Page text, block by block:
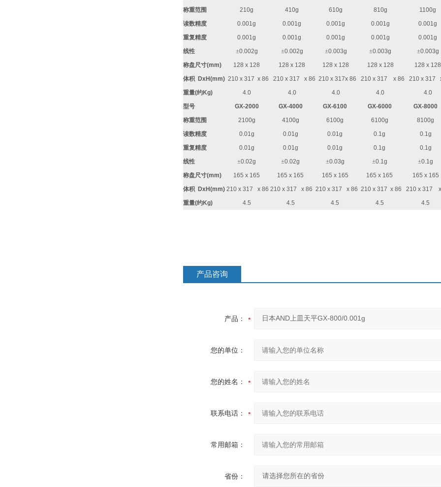
称重范围
210g 410g 610g 810g
1100g
读数精度
0.001g 0.001g 0.001g 0.001g
0.001g
重复精度
0.001g 0.001g 0.001g 0.001g
0.001g
线性
±0.002g ±0.002g ±0.003g ±0.003g ±0.003g
称盘尺寸(mm) 128 x 128 128 x 128 128 x 128 128 x 128
128 x 128
体积 DxH(mm)210 x 317 x 86 210 x 317 x 86 210 x 317x 86 210 x 317 x 86 210 x 317
重量(约Kg) 4.0 4.0 4.0 4.0
4.0
型号
GX-2000 GX-4000 GX-6100 GX-6000
GX-8000
称重范围
2100g 4100g 6100g 6100g
8100g
读数精度
0.01g 0.01g 0.01g 0.1g
0.1g
重复精度
0.01g 0.01g 0.01g 0.1g
0.1g
线性
±0.02g ±0.02g ±0.03g ±0.1g ±0.1g
称盘尺寸(mm) 165 x 165 165 x 165 165 x 165 165 x 165
165 x 165
体积 DxH(mm)210 x 317 x 86 210 x 317 x 86 210 x 317 x 86 210 x 317 x 86 210 x 317
重量(约Kg) 4.5 4.5 4.5 4.5 4.5
产品咨询
产品：
您的单位：
您的姓名：
联系电话：
常用邮箱：
省份：